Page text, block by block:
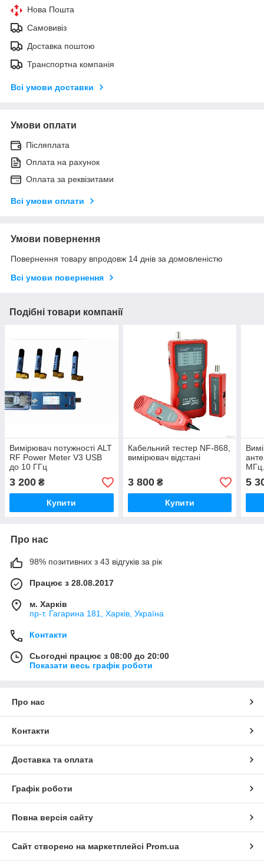
Нова Пошта
Самовивіз
Доставка поштою
Транспортна компанія
Всі умови доставки
Умови оплати
Післяплата
Оплата на рахунок
Оплата за реквізитами
Всі умови оплати
Умови повернення
Повернення товару впродовж 14 днів за домовленістю
Всі умови повернення
Подібні товари компанії
Вимірювач потужності ALT
RF Power Meter V3 USB
до 10 ГГц
3 200 ₴
Купити
Кабельний тестер NF-868,
вимірювач відстані
3 800₴
Купити
5
Про нас
98% позитивних з 43 відгуків за рік
Працює з 28.08.2017
м. Харків
пр-т. Гагарина 181, Харків, Україна
Контакти
Сьогодні працює з 08:00 до 20:00
Показати весь графік роботи
Про нас
Контакти
Доставка та оплата
Графік роботи
Повна версія сайту
Сайт створено на маркетплейсі Prom.ua